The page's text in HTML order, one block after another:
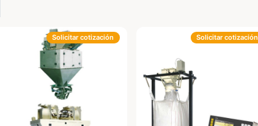
Solicitar cotización Solicitar cotización